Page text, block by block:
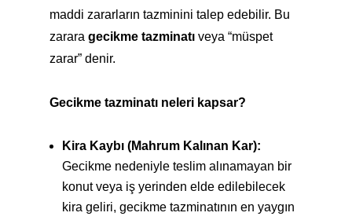
maddi zararların tazminini talep edebilir. Bu
zarara gecikme tazminatıveya “müspet
zarar” denir.
Gecikme tazminatı neleri kapsar?
Kira Kaybı (Mahrum Kalınan Kar):
Gecikme nedeniyle teslim alınamayan bir
konut veya iş yerinden elde edilebilecek
kira geliri, gecikme tazminatının en yaygın